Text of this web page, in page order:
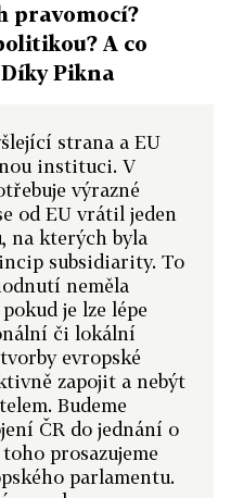
pravomocí?
A co
Pikna
strana a EU
instituci. V
výrazné
od EU vrátil jeden
na kterých byla
subsidiarity. To
neměla
je lze lépe
či lokální
evropské
zapojit a nebýt
Budeme
ČR do jednání o
prosazujeme
parlamentu.